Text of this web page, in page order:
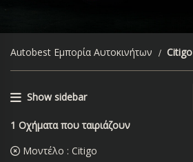
Autobest Εμπορία Αυτοκινήτων Citigo
Show sidebar
1 Οχήματα που ταιριάζουν
Μοντέλο : Citigo